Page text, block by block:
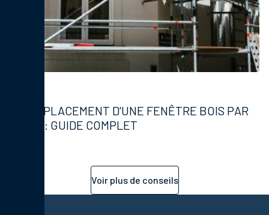
REMPLACEMENT D'UNE FENÊTRE BOIS PAR
PVC : GUIDE COMPLET
Voir plus de conseils